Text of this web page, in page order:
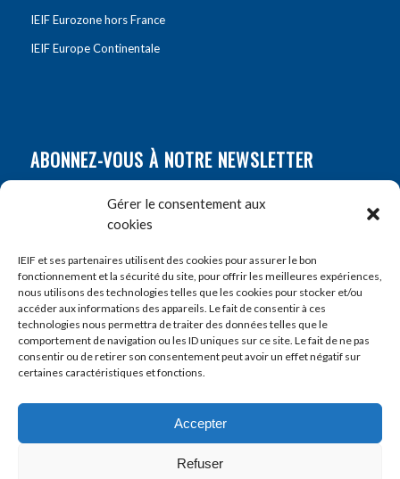
Gérer le consentement aux
cookies
IEIF et ses partenaires utilisent des cookies pour assurer le bon
fonctionnement et la sécurité du site, pour offrir les meilleures expériences,
nous utilisons des technologies telles que les cookies pour stocker et/ou
accéder aux informations des appareils. Le fait de consentir à ces
technologies nous permettra de traiter des données telles que le
comportement de navigation ou les ID uniques sur ce site. Le fait de ne pas
consentir ou de retirer son consentement peut avoir un effet négatif sur
certaines caractéristiques et fonctions.
Accepter
Refuser
IEIF Eurozone hors France
IEIF Europe Continentale
ABONNEZ-VOUS À NOTRE NEWSLETTER
Prénom*
E-mail*